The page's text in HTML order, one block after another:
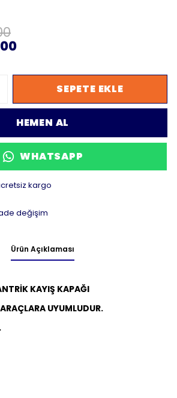
SEPETE EKLE
HEMEN AL
WHATSAPP
kargo
değişim
Ürün Açıklaması
KAYIŞ KAPAĞI
UYUMLUDUR.